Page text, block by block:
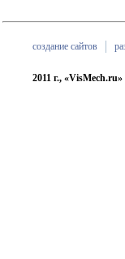
создание сайтов
2011 г., «VisMech.ru»